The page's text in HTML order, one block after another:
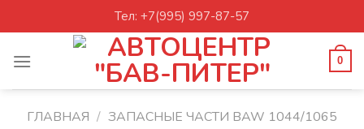
to
Тел: +7(995) 997-87-57
0
ГЛАВНАЯ / ЗАПАСНЫЕ ЧАСТИ BAW 1044/1065